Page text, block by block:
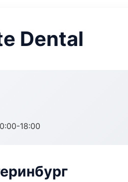
Dental
18:00